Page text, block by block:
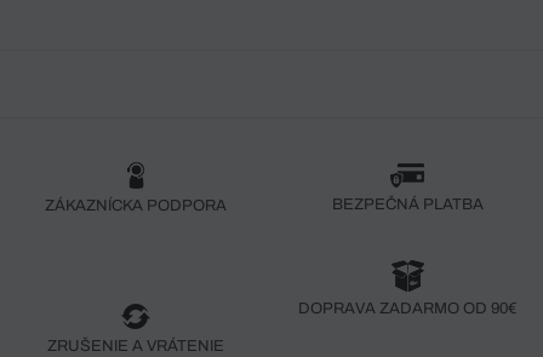
ZÁKAZNÍCKA PODPORA BEZPEČNÁ PLATBA
ZRUŠENIE A VRÁTENIE
DOPRAVA ZADARMO OD 90€